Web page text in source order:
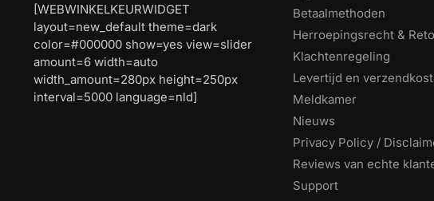
[WEBWINKELKEURWIDGET
layout=new_default theme=dark
color=#000000 show=yes view=slider
amount=6 width=auto
width_amount=280px height=250px
interval=5000 language=nld]
Betaalmethoden
Herroepingsrecht &
Klachtenregeling
Levertijd en
Meldkamer
Nieuws
Privacy Policy /
Reviews van echte
Support